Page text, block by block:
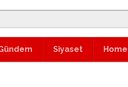
Siyaset Home